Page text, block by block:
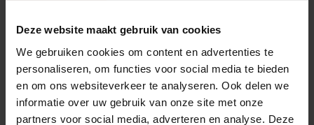
Deze website maakt gebruik van cookies
We gebruiken cookies om content en advertenties te
personaliseren, om functies voor social media te bieden
en om ons websiteverkeer te analyseren. Ook delen we
informatie over uw gebruik van onze site met onze
partners voor social media, adverteren en analyse. Deze
Levertijd: 1-3 werkdagen
€713,79
In winkelwagen